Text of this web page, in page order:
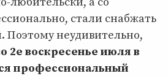
стали снабжать
Поэтому неудивительно,
2е воскресенье июля в
профессиональный